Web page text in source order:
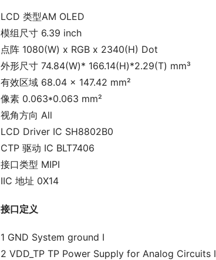
LCD 类型AM OLED
模组尺寸 6.39 inch
点阵 1080(W) x RGB x 2340(H) Dot
外形尺寸 74.84(W)* 166.14(H)*2.29(T) mm³
有效区域 68.04 × 147.42 mm²
像素 0.063*0.063 mm²
视角方向 All
LCD Driver IC SH8802B0
CTP 驱动 IC BLT7406
接口类型 MIPI
IIC 地址 0X14
接口定义
1 GND System ground I
2 VDD_TP TP Power Supply for Analog Circuits I